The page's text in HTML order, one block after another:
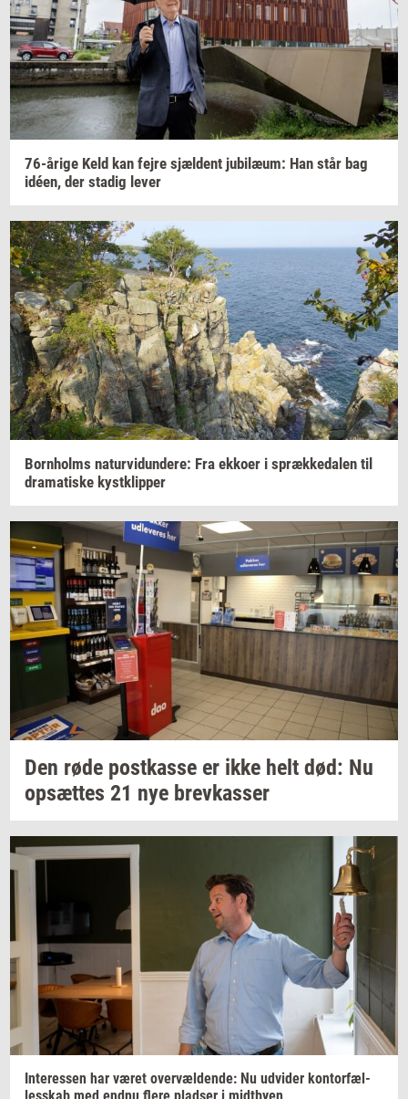
76-​årige Keld kan fejre sjæl­dent ju­bilæum: Han står bag
idéen, der sta­dig lever
Born­holms na­tur­vi­dun­de­re: Fra ek­ko­er i spræk­ke­da­len til
dra­ma­ti­ske kyst­klip­per
Den røde po­st­kas­se er ikke helt død: Nu
op­sæt­tes 21 nye brev­kas­ser
In­ter­es­sen har været over­væl­den­de: Nu ud­vi­der kon­tor­fæl­